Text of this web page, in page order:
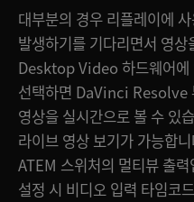
대부분의 경우 리플레이에
발생하기를 기다리면서 영
Desktop Video 하드웨어
선택하면 DaVinci Resolve
영상을 실시간으로 볼 수 있
라이브 영상 보기가 가능합
ATEM 스위처의 멀티뷰 출
설정 시 비디오 입력 타임코